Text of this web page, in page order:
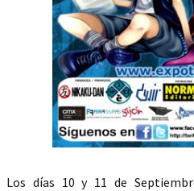
Los días 10 y 11 de